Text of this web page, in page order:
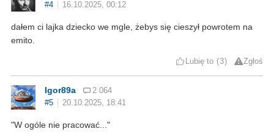
#4
16.10.2025, 00:12
dałem ci lajka dziecko we mgle, żebys się cieszył powrotem na
emito.
Lubię to 3 Zgłoś
Igor89a
2 064
#5
20.10.2025, 18:41
"W ogóle nie pracować..."